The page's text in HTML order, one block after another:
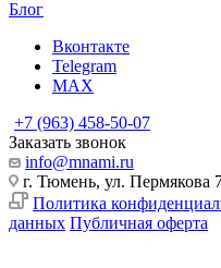
Блог
Вконтакте
Telegram
MAX
+7 (963) 458-50-07
Заказать звонок
info@mnami.ru
г. Тюмень, ул. Пермякова
Политика
данных Публичная оферта